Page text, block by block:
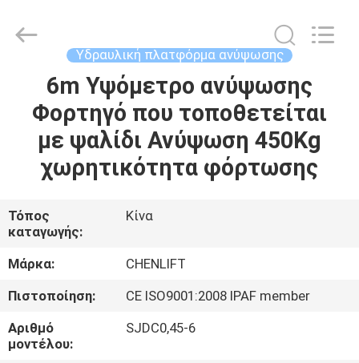
ΣΠΊΤΙ
ΠΡΟΪΌΝΤΑ
ΣΧΕΤΙΚΆ
ΜΕ
ΕΜΆΣ
ΕΠΙΣΚΈΨΕΙΣ
ΣΤΟ
ΕΡΓΟΣΤΆΣΙΟ
Υδραυλική πλατφόρμα ανύψωσης
6m Υψόμετρο ανύψωσης
Φορτηγό που τοποθετείται
με ψαλίδι Ανύψωση 450Kg
χωρητικότητα φόρτωσης
Τόπος
καταγωγής:
Κίνα
Μάρκα:
CHENLIFT
Πιστοποίηση:
CE ISO9001:2008 IPAF member
Αριθμό
μοντέλου:
SJDC0,45-6